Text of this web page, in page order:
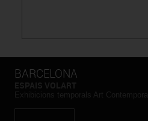
BARCELONA